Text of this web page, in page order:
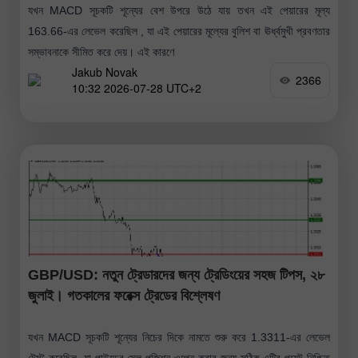
যখন MACD সূচকটি শূন্যের বেশ উপরে উঠে যায় তখন এই পেয়ারের মূল্য
163.66-এর লেভেল করেছিল , যা এই পেয়ারের মূল্যের বুলিশ বা ঊর্ধ্বমুখী প্রবণতার
সম্ভাবনাকে সীমিত করে দেয়। এই কারণে
Jakub Novak
10:32 2026-07-28 UTC+2
2366
GBP/USD: নতুন ট্রেডারদের জন্য ট্রেডিংয়ের সহজ টিপস, ২৮
জুলাই। গতকালের ফরেক্স ট্রেডের বিশ্লেষণ
যখন MACD সূচকটি শূন্যের নিচের দিকে নামতে শুরু করে 1.3311-এর লেভেল